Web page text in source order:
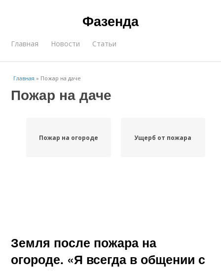
Фазенда
Главная Новости Статьи
Главная » Пожар на даче
Пожар на даче
Пожар на огороде Ущерб от пожара
Земля после пожара на
огороде. «Я всегда в общении с